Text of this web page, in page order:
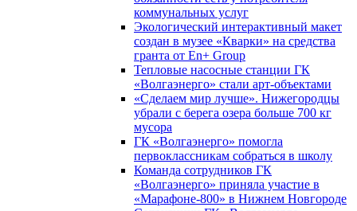
коммунальных услуг
Экологический интерактивный макет
создан в музее «Кварки» на средства
гранта от En+ Group
Тепловые насосные станции ГК
«Волгаэнерго» стали арт-объектами
«Сделаем мир лучше». Нижегородцы
убрали с берега озера больше 700 кг
мусора
ГК «Волгаэнерго» помогла
первоклассникам собраться в школу
Команда сотрудников ГК
«Волгаэнерго» приняла участие в
«Марафоне-800» в Нижнем Новгороде